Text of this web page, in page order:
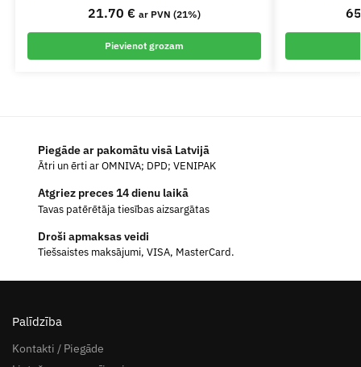
21.70 € ar PVN (21%)
Pievienot grozam
Piegāde ar pakomātu visā Latvijā
Ātri un ērti ar OMNIVA; DPD; VENIPAK
Atgriez preces 14 dienu laikā
Tavas patērētāja tiesības aizsargātas
Droši apmaksas veidi
Tiešsaistes maksājumi, VISA, MasterCard.
Palīdzība
Kontakti / Piegāde